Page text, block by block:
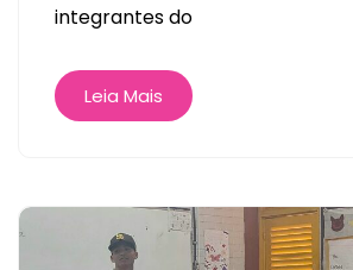
integrantes do
Leia Mais